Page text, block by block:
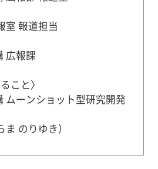
室 報道担当
広報課
こと〉
ムーンショット型研究開発
のりゆき）